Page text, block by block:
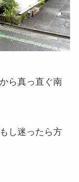
ら真っ直ぐ南
し迷ったら方